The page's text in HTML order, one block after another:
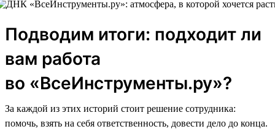
Подводим итоги: подходит ли
вам работа
во «ВсеИнструменты.ру»?
За каждой из этих историй стоит решение сотрудника:
помочь, взять на себя ответственность, довести дело до конца.